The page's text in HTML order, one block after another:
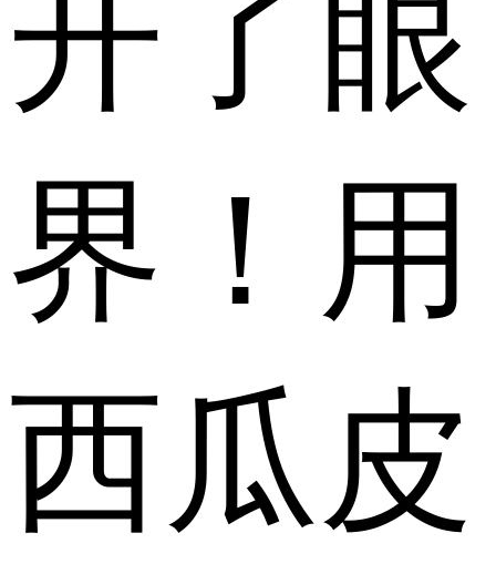
开了眼
界！用
西瓜皮